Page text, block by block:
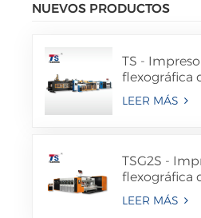
NUEVOS PRODUCTOS
TS -
flexográfica
velocidad,
troqueladora
LEER MÁS
TSG2S -
flexográfica
velocidad con
transferencia
LEER MÁS